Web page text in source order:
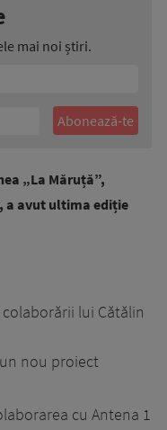
mai noi știri.
„La Măruță”,
a avut ultima ediție
lui Cătălin
nou proiect
cu Antena 1